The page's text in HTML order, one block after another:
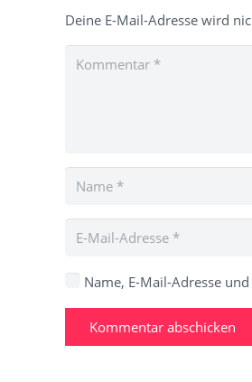
Deine E-Mail-Adresse wird
Name, E-Mail-Adresse
Kommentar abschicken